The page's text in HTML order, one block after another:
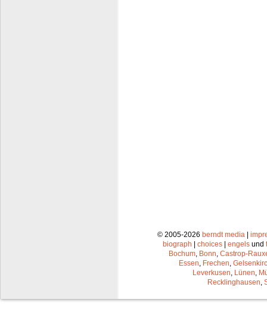
© 2005-2026 berndt media |
biograph | choices | engels und
Bochum Bonn Castrop-
Essen Frechen
Leverkusen Lünen
Recklinghausen